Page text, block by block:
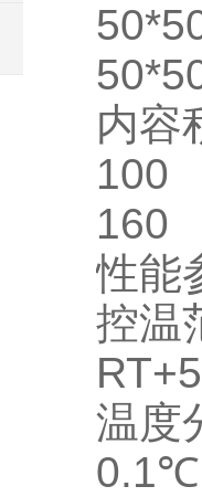
内容
100
160
性能
控温
温度
0.1℃